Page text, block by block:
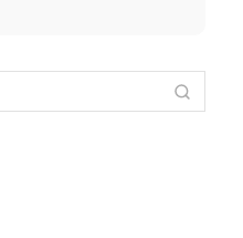
Financiar los estudios en